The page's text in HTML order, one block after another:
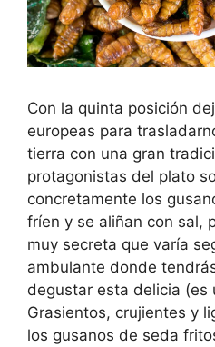
Con la quinta posición
europeas para
tierra con una gran
protagonistas del plato
concretamente los
fríen y se aliñan con sal,
muy secreta que varía
ambulante donde
degustar esta delicia (es
Grasientos, crujientes y
los gusanos de seda